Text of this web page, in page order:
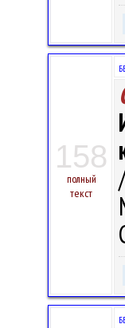
158
полный
текст